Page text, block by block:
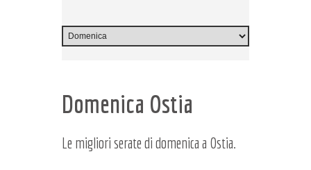
Domenica Ostia
Le migliori serate di domenica a Ostia.